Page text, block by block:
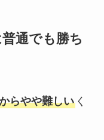
通でも勝ち
らやや難しいく